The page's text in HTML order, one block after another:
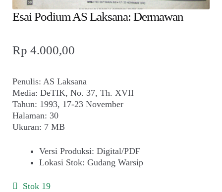
child
menu
Rekening
Reseller
Esai Podium AS Laksana: Dermawan
Rp 4.000,00
Penulis: AS Laksana
Media: DeTIK, No. 37, Th. XVII
Tahun: 1993, 17-23 November
Halaman: 30
Ukuran: 7 MB
Versi Produksi: Digital/PDF
Lokasi Stok: Gudang Warsip
Stok 19